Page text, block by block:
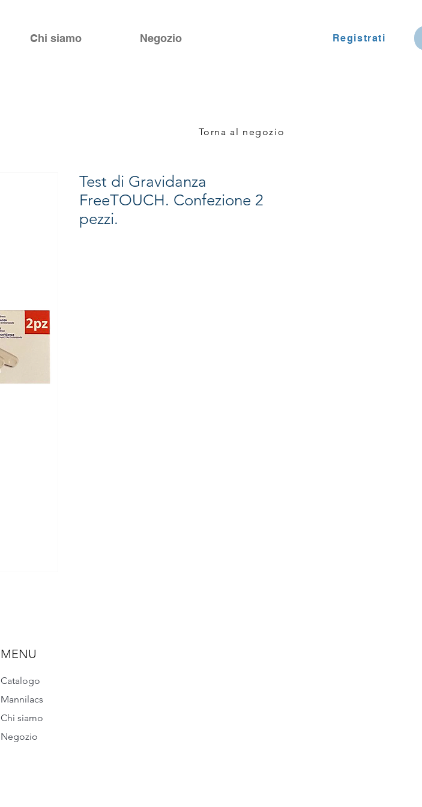
Chi siamo Negozio Registrati
Test di Gravidanza
FreeTOUCH. Confezione 2
pezzi.
Torna al negozio
MENU
Catalogo
Mannilacs
Chi siamo
Negozio